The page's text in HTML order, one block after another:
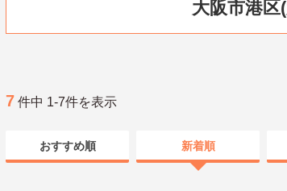
大阪市港
7 件中 1-7件を表示
おすすめ順 新着順